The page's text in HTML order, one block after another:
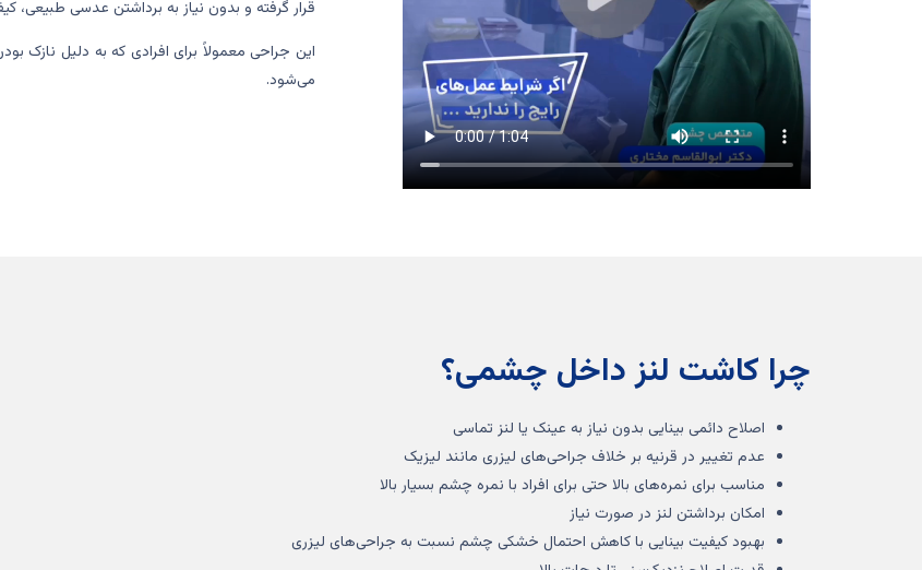
قرار گرفته و بدون نیاز به برداشتن عدسی طبیعی،
می‌شود.
چرا کاشت لنز داخل چشمی؟
اصلاح دائمی بینایی بدون نیاز به عینک یا لنز تماسی
عدم تغییر در قرنیه بر خلاف جراحی‌های لیزری مانند لیزیک
مناسب برای نمره‌های بالا حتی برای افراد با نمره چشم بسیار بالا
امکان برداشتن لنز در صورت نیاز
بهبود کیفیت بینایی با کاهش احتمال خشکی چشم نسبت به جراحی‌های لیزری